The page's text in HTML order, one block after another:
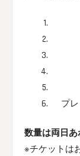
プ
数量は両日あ
※チケットは